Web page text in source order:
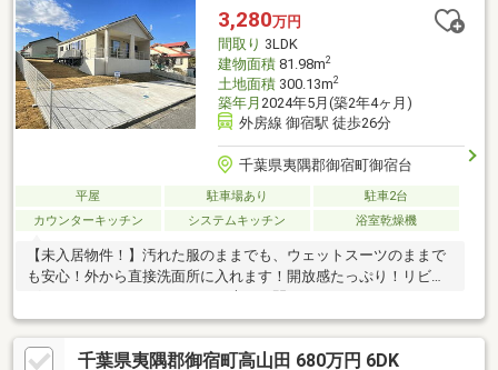
3,280万円
間取り 3LDK
建物面積81.98m2
土地面積300.13m2
築年月 2024年5月(築2年4ヶ月)
外房線 御宿駅 徒歩26分
千葉県夷隅郡御宿町御宿台
平屋 駐車場あり
駐車2台
カウンターキッチン
システムキッチン 浴室乾燥機
【未入居物件！】汚れた服のままでも、ウェットスーツのままで
も安心！外から直接洗面所に入れます！開放感たっぷり！リビン
千葉県夷隅郡御宿町高山田 680万円 6DK